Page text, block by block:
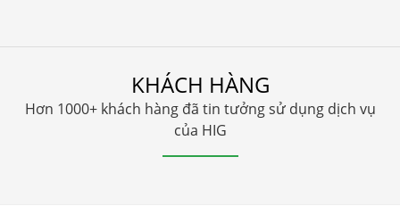
KHÁCH HÀNG
Hơn 1000+ khách hàng đã tin tưởng sử dụng dịch vụ của
HIG